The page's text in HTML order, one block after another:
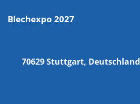
Blechexpo 2027
70629 Stuttgart, Deutschland